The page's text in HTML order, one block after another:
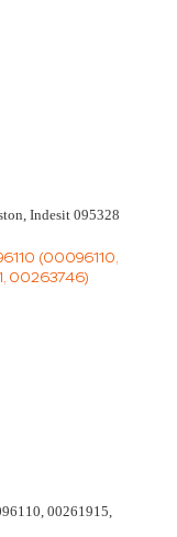
Indesit 095328
00261915,